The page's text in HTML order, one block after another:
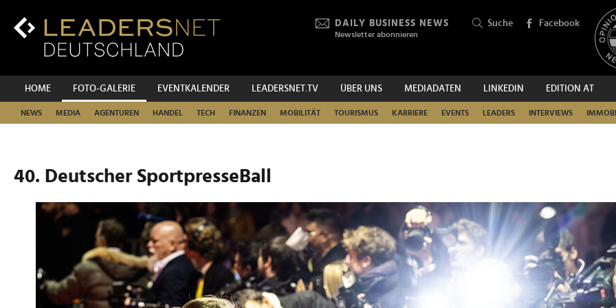
Inhalt
Hauptnavigation
DAILY BUSINESS NEWS
Newsletter abonnieren
Suche Facebook
HOME FOTO-GALERIE EVENTKALENDER LEADERSNET.TV ÜBER UNS MEDIADATEN LINKEDIN EDITION AT
NEWS MEDIA AGENTUREN HANDEL TECH FINANZEN MOBILITÄT TOURISMUS KARRIERE EVENTS LEADERS INTERVIEWS
SUCHEN
40. Deutscher SportpresseBall